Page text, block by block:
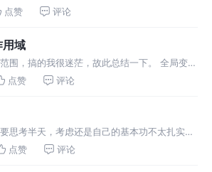
升的阶段。
点赞 评论
域
围，搞的我很迷茫，故此总结一下。 全局变量
近访问原则 修改：只能修改自己域内的变量
点赞 评论
思考半天，考虑还是自己的基本功不太扎实，
片：a[start : stop] 前闭后开区间范围的元
点赞 评论